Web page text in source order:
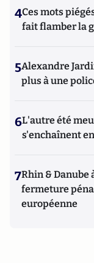
4Ces mots
fait flamber la
5Alexandre
plus à une
6L'autre été
s'enchaînent
7Rhin & Danube
fermeture
européenne